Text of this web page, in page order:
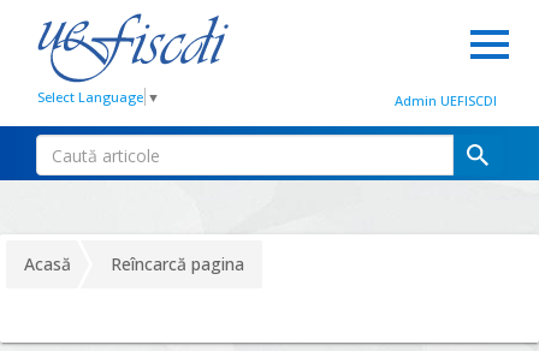
Select Language ▼ Admin UEFISCDI
Acasă Reîncarcă pagina